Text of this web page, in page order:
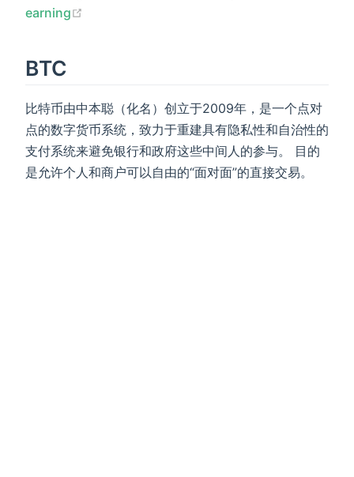
earning
BTC
比特币由中本聪（化名）创立于2009年，是一个点对
点的数字货币系统，致力于重建具有隐私性和自治性的
支付系统来避免银行和政府这些中间人的参与。 目的
是允许个人和商户可以自由的“面对面”的直接交易。